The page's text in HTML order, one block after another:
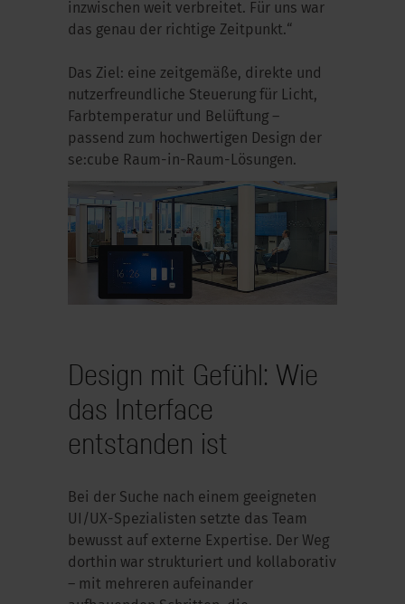
inzwischen weit verbreitet. Für uns war
das genau der richtige Zeitpunkt.“
Das Ziel: eine zeitgemäße, direkte und
nutzerfreundliche Steuerung für Licht,
Farbtemperatur und Belüftung –
passend zum hochwertigen Design der
se:cube Raum-in-Raum-Lösungen.
Design mit Gefühl: Wie
das Interface
entstanden ist
Bei der Suche nach einem geeigneten
UI/UX-Spezialisten setzte das Team
bewusst auf externe Expertise. Der Weg
dorthin war strukturiert und kollaborativ
– mit mehreren aufeinander